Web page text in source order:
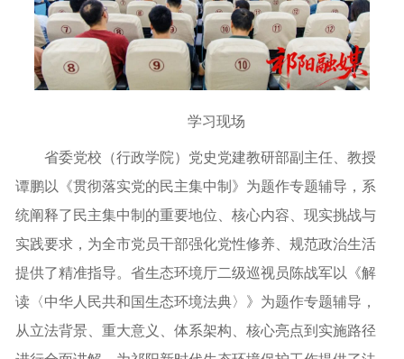
学习现场
省委党校（行政学院）党史党建教研部副主任、教授
谭鹏以《贯彻落实党的民主集中制》为题作专题辅导，系
统阐释了民主集中制的重要地位、核心内容、现实挑战与
实践要求，为全市党员干部强化党性修养、规范政治生活
提供了精准指导。省生态环境厅二级巡视员陈战军以《解
读〈中华人民共和国生态环境法典〉》为题作专题辅导，
从立法背景、重大意义、体系架构、核心亮点到实施路径